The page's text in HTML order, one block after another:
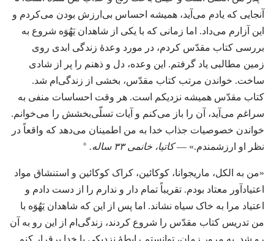
آنجایی که یادم می‌آید،‏ همیشه احساس بی‌ارزش بودن می‌کردم و
این آزارم می‌داد.‏ اما زمانی که با یکی از شاهدان یَهُوَه شروع به
بررسی کتاب مقدّس کردم،‏ در مورد وعدهٔ زندگی ابدی روی
زمین مطالبی یاد گرفتم.‏ این وعده،‏ دل و ذهنم را پر از شادی
ساخت.‏ خواندن مرتب کتاب مقدّس،‏ بخشی از زندگی‌ام شد.‏
کتاب مقدّس همیشه نزدیکم است.‏ هر وقت احساسات منفی به
سراغم می‌آید،‏ آن را باز می‌کنم و آیات تسلّی‌بخشش را می‌خوانم.‏
خواندن خصوصیات جذاب خدا به من اطمینان می‌دهد که واقعاً در
نظر او ارزشمندم.‏» —‏کاتیا،‏ خانمی ۳۳ ساله.‏ *
«من به الکل،‏ ماریجوانا،‏ کوکائین،‏ کراک کوکائین و استنشاق مواد
اعتیادآور معتاد بودم.‏ تقریباً تمام دار و ندارم را از دست دادم و
اعتیاد مرا به خاک سیاه نشاند.‏ اما پس از این که شاهدان یَهُوَه با
من تدریس کتاب مقدّس را شروع کردند،‏ زندگی‌ام از این رو به آن
رو شد.‏ به مرور زمان،‏ توانستم رابطهٔ نزدیکی با خدا برقرار کنم.‏